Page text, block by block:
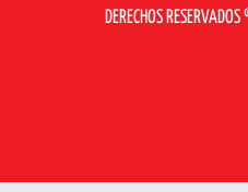
DERECHOS